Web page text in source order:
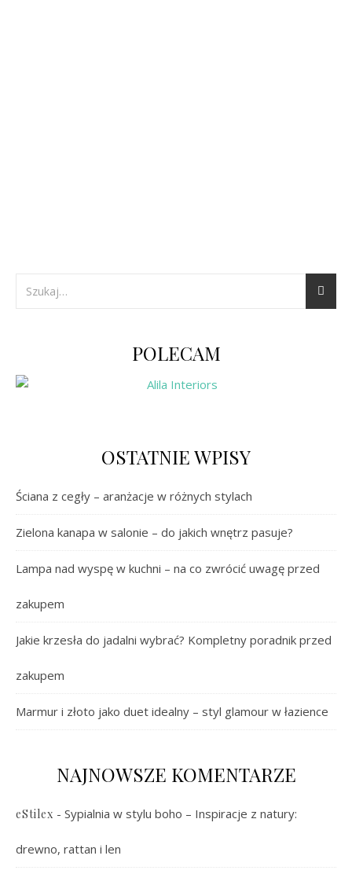
POLECAM
OSTATNIE WPISY
Ściana z cegły – aranżacje w różnych stylach
Zielona kanapa w salonie – do jakich wnętrz pasuje?
Lampa nad wyspę w kuchni – na co zwrócić uwagę przed
zakupem
Jakie krzesła do jadalni wybrać? Kompletny poradnik przed
zakupem
Marmur i złoto jako duet idealny – styl glamour w łazience
NAJNOWSZE KOMENTARZE
eStilex - Sypialnia w stylu boho – Inspiracje z natury:
drewno, rattan i len